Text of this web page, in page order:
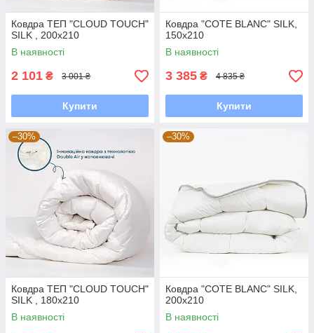
Ковдра ТЕП "CLOUD TOUCH"
SILK , 200x210
В наявності
2 101 ₴ 3 001 ₴
Купити
Ковдра "COTE BLANC" SILK,
150x210
В наявності
3 385 ₴ 4 835 ₴
Купити
–30%
Ковдра ТЕП "CLOUD TOUCH"
SILK , 180x210
В наявності
–30%
Ковдра "COTE BLANC" SILK,
200x210
В наявності